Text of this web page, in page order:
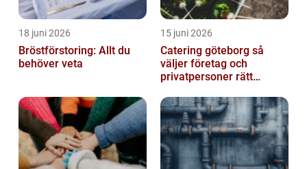
18 juni 2026
Bröstförstoring: Allt du
behöver veta
15 juni 2026
Catering göteborg så
väljer företag och
privatpersoner rätt